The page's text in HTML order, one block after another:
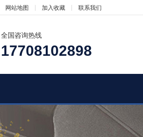
网站地图 加入收藏 联系我们
全国咨询热线
17708102898